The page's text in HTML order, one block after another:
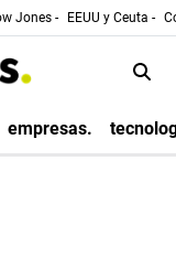
Jones - EEUU y Ceuta -
empresas.